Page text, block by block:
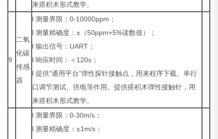
来搭积木形式教学。
9
二氧
化碳
传感
器
l 测量界限：0-10000ppm；
l 测量精确度：±（50ppm+5%读数值）；
l 输出信号：UART；
l 响应时间：＜120s；
l 提供"通用平台"弹性探针接触点，用来程序下载、串行
口调节测试、供电等作用。提供搭积木弹性接触针，用
来搭积木形式教学。
l 测量界限：0-30m/s；
l 测量精确度：±1m/s；